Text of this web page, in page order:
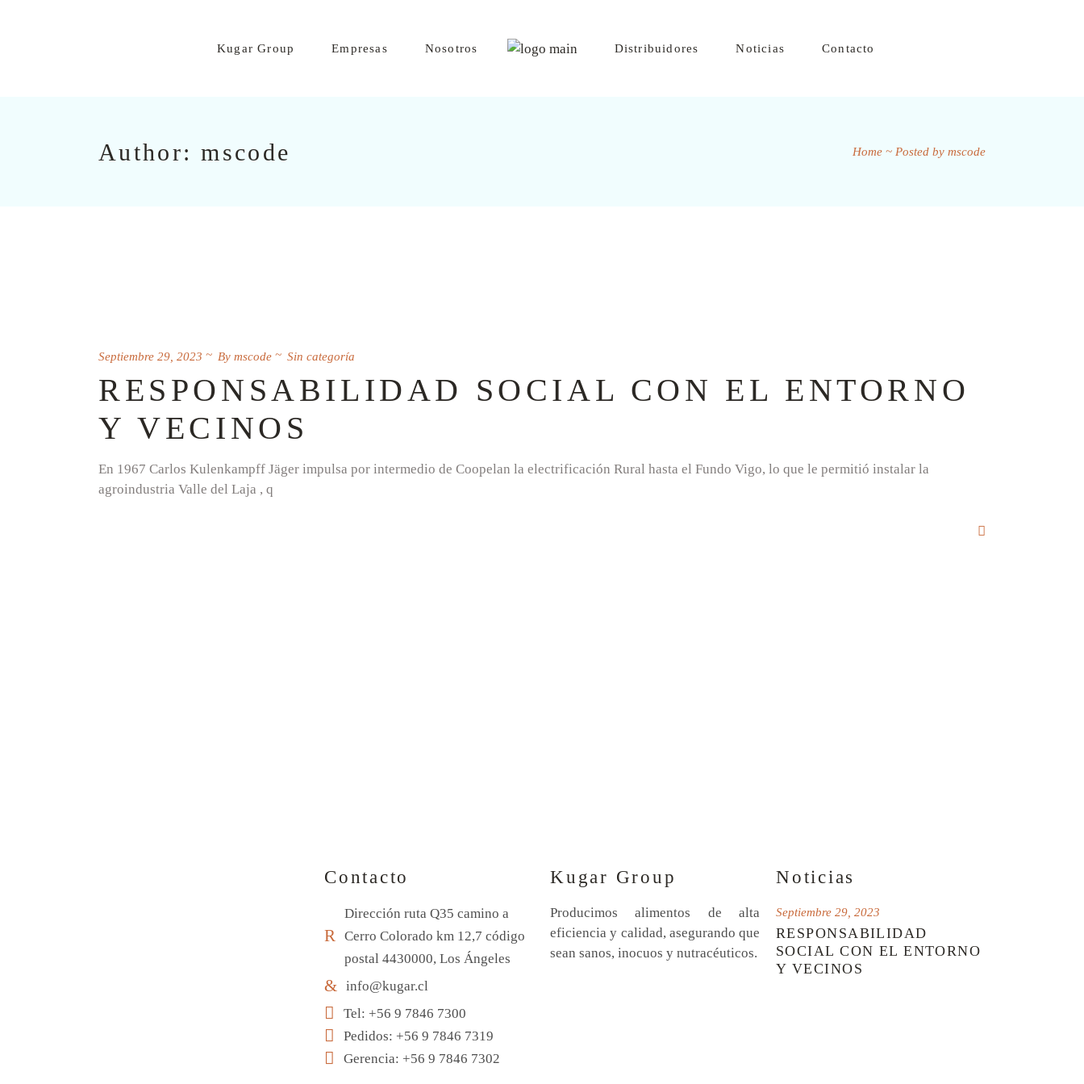
Kugar Group Empresas Nosotros Distribuidores Noticias Contacto
Author: mscode Home Posted by mscode
Septiembre 29, 2023 By mscode Sin categoría
RESPONSABILIDAD SOCIAL CON EL ENTORNO
Y VECINOS
En 1967 Carlos Kulenkampff Jäger impulsa por intermedio de Coopelan la electrificación Rural hasta el Fundo Vigo, lo que le permitió instalar la
agroindustria Valle del Laja , q
Contacto
Dirección ruta Q35 camino a
Cerro Colorado km 12,7 código
postal 4430000, Los Ángeles
info@kugar.cl
Tel: +56 9 7846 7300
Pedidos: +56 9 7846 7319
Gerencia: +56 9 7846 7302
Kugar Group
Producimos alimentos de alta
eficiencia y calidad, asegurando que
sean sanos, inocuos y nutracéuticos.
Noticias
RESPONSABILIDAD
SOCIAL CON EL ENTORNO
Y VECINOS
Septiembre 29, 2023